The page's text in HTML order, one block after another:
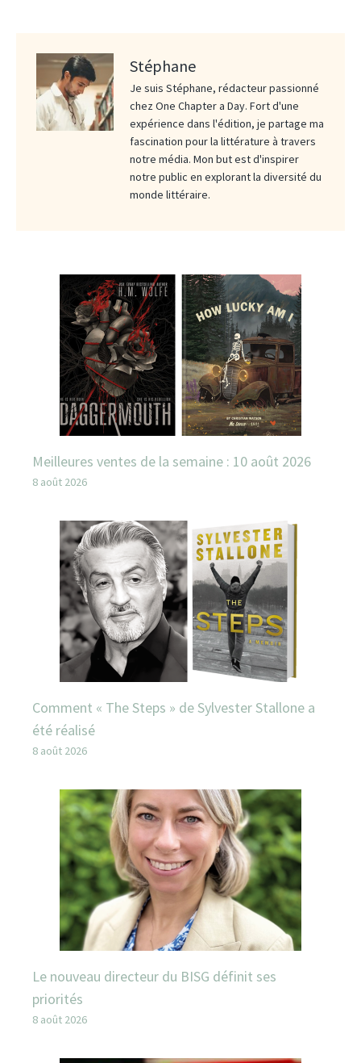
Stéphane
Je suis Stéphane, rédacteur passionné
chez One Chapter a Day. Fort d'une
expérience dans l'édition, je partage ma
fascination pour la littérature à travers
notre média. Mon but est d'inspirer
notre public en explorant la diversité du
monde littéraire.
Meilleures ventes de la semaine : 10 août 2026
8 août 2026
Comment « The Steps » de Sylvester Stallone a
été réalisé
8 août 2026
Le nouveau directeur du BISG définit ses
priorités
8 août 2026